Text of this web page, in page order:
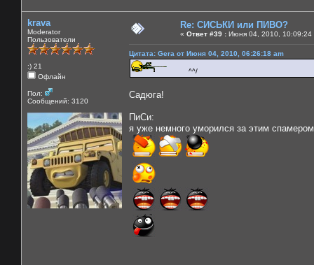
krava
Moderator
Пользователи
:) 21
Офлайн
Пол:
Сообщений: 3120
Re: СИСЬКИ или ПИВО?
« Ответ #39 : Июня 04, 2010, 10:09:24
Цитата: Gera от Июня 04, 2010, 06:26:18 am
^^/
Садюга!
ПиСи:
я уже немного уморился за этим спамером